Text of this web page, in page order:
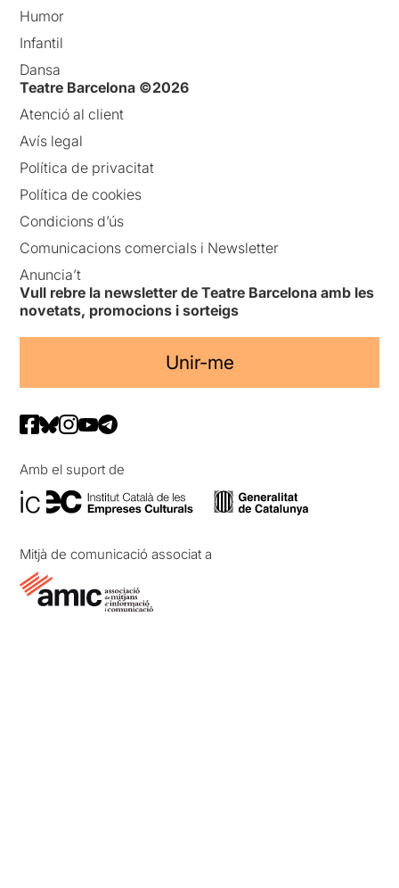
Humor
Infantil
Dansa
Teatre Barcelona ©2026
Atenció al client
Avís legal
Política de privacitat
Política de cookies
Condicions d’ús
Comunicacions comercials i Newsletter
Anuncia’t
Vull rebre la newsletter de Teatre Barcelona amb les
novetats, promocions i sorteigs
Unir-me
Amb el suport de
Mitjà de comunicació associat a